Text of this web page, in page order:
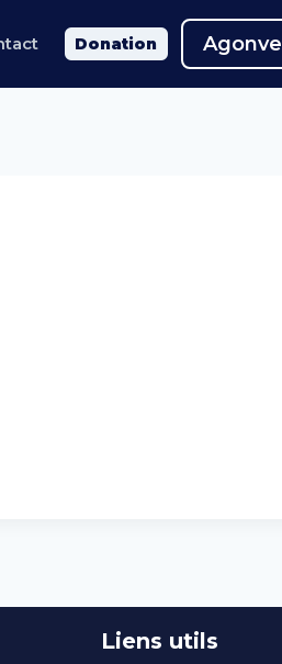
Donation Agonve
Liens utils